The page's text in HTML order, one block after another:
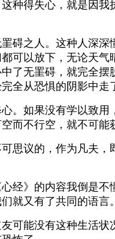
得失心，就是因我
之人。这种人深深
可以放下，无论天
了无罣碍，就完全
全从恐惧的阴影中
如果没有学以致用
而不行空，就不可能
议的，作为凡夫，
》的内容我倒是不
就又有了共同的语言。
能没有这种生活状